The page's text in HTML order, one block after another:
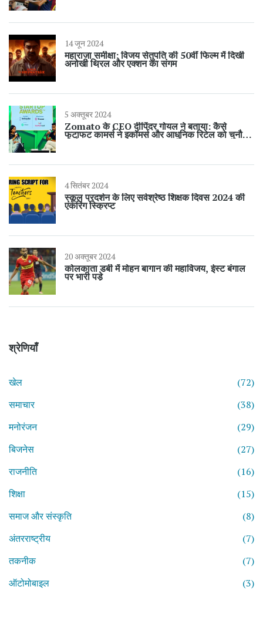
14 जून 2024
महाराजा समीक्षा: विजय सेतुपति की 50वीं फिल्म में दिखी
अनोखी थ्रिल और एक्शन का संगम
5 अक्तूबर 2024
Zomato के CEO दीपिंदर गोयल ने बताया: कैसे
फटाफट कामर्स ने इकॉमर्स और आधुनिक रिटेल को चुनौती
दी है
4 सितंबर 2024
स्कूल प्रदर्शन के लिए सर्वश्रेष्ठ शिक्षक दिवस 2024 की
एंकरिंग स्क्रिप्ट
20 अक्तूबर 2024
कोलकाता डर्बी में मोहन बागान की महाविजय, ईस्ट बंगाल
पर भारी पड़े
श्रेणियाँ
खेल
(72)
समाचार
(38)
मनोरंजन
(29)
बिजनेस
(27)
राजनीति
(16)
शिक्षा
(15)
समाज और संस्कृति
(8)
अंतरराष्ट्रीय
(7)
तकनीक
(7)
ऑटोमोबाइल
(3)